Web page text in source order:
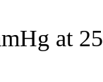
at